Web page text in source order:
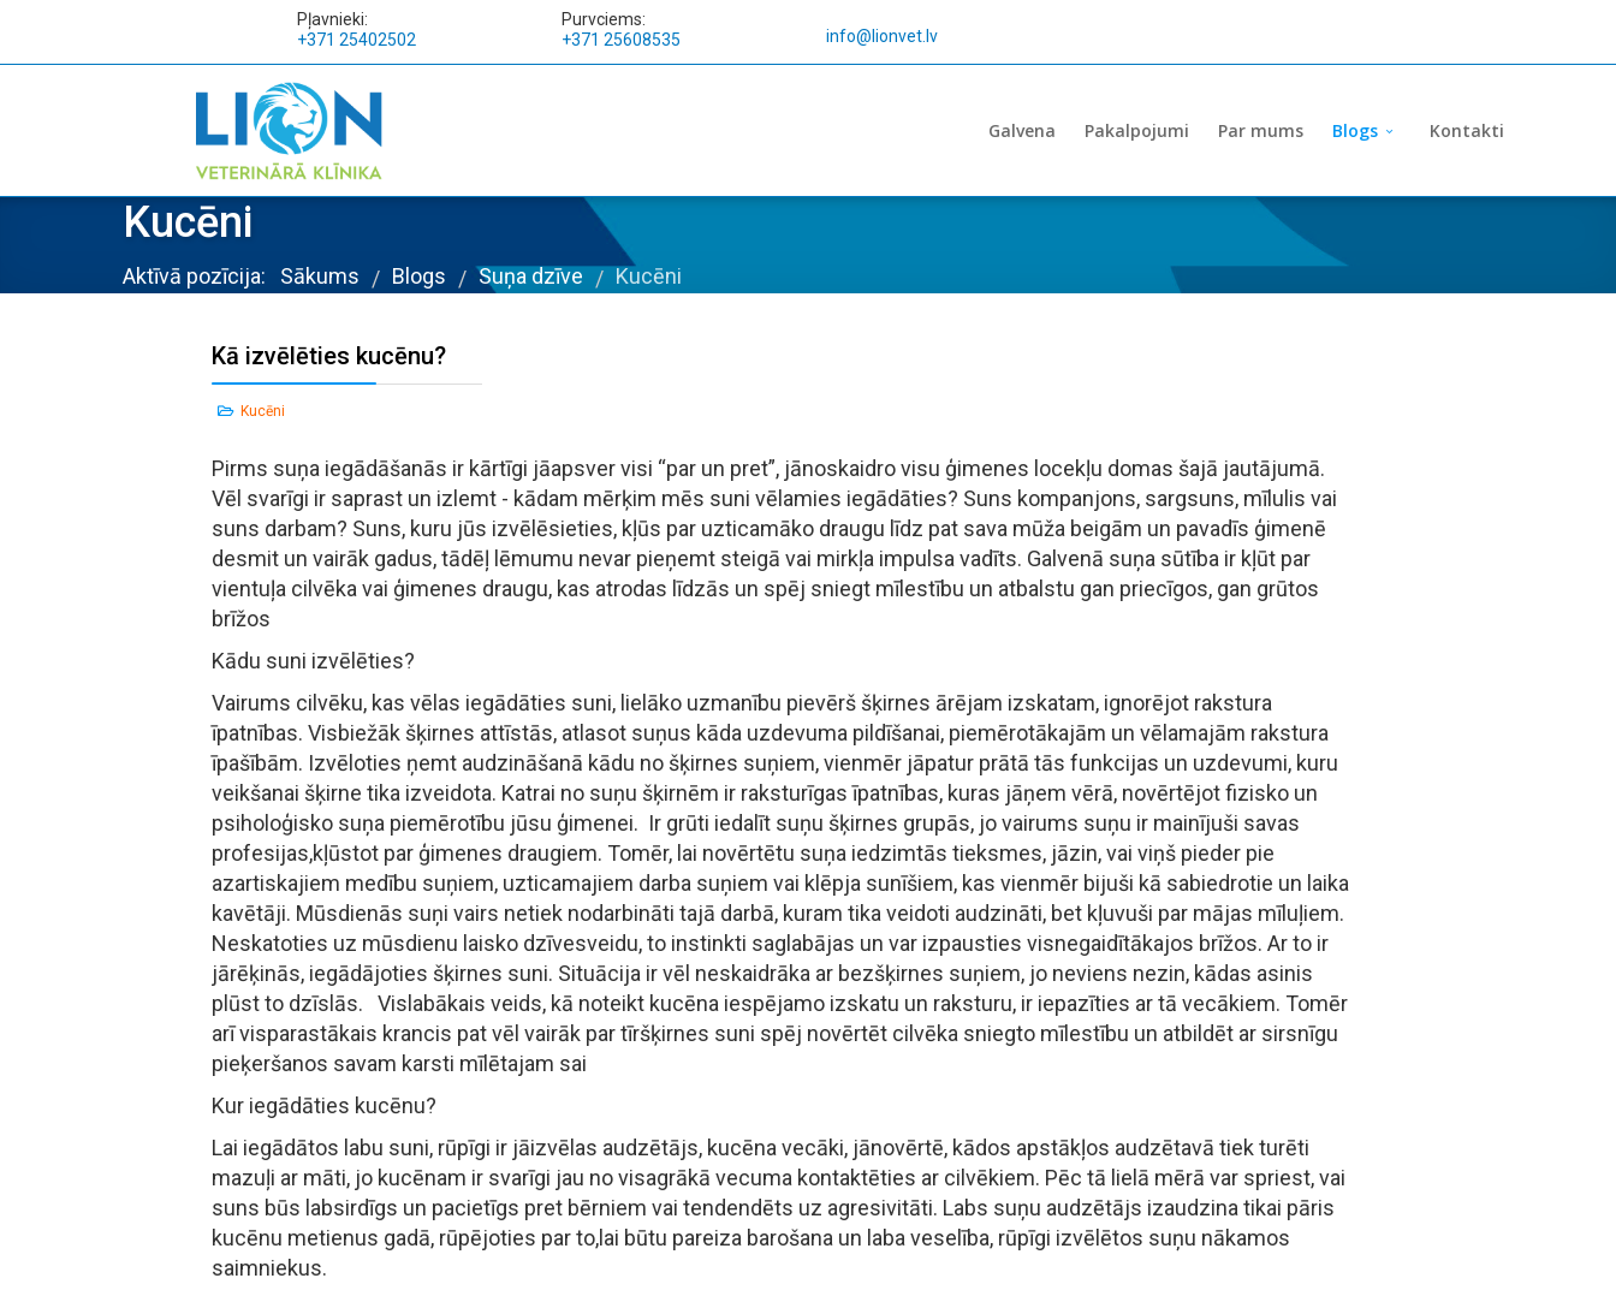
Pļavnieki:
+371 25402502
Purvciems:
+371 25608535
info@lionvet.lv
Galvena Pakalpojumi Par mums Blogs Kontakti
Kucēni
Aktīvā pozīcija: Sākums / Blogs / Suņa dzīve / Kucēni
Kā izvēlēties kucēnu?
Kucēni
Pirms suņa iegādāšanās ir kārtīgi jāapsver visi “par un pret”, jānoskaidro visu ģimenes locekļu domas šajā jautājumā.
Vēl svarīgi ir saprast un izlemt - kādam mērķim mēs suni vēlamies iegādāties? Suns kompanjons, sargsuns, mīlulis vai
suns darbam? Suns, kuru jūs izvēlēsieties, kļūs par uzticamāko draugu līdz pat sava mūža beigām un pavadīs ģimenē
desmit un vairāk gadus, tādēļ lēmumu nevar pieņemt steigā vai mirkļa impulsa vadīts. Galvenā suņa sūtība ir kļūt par
vientuļa cilvēka vai ģimenes draugu, kas atrodas līdzās un spēj sniegt mīlestību un atbalstu gan priecīgos, gan grūtos
brīžos
Kādu suni izvēlēties?
Vairums cilvēku, kas vēlas iegādāties suni, lielāko uzmanību pievērš šķirnes ārējam izskatam, ignorējot rakstura
īpatnības. Visbiežāk šķirnes attīstās, atlasot suņus kāda uzdevuma pildīšanai, piemērotākajām un vēlamajām rakstura
īpašībām. Izvēloties ņemt audzināšanā kādu no šķirnes suņiem, vienmēr jāpatur prātā tās funkcijas un uzdevumi, kuru
veikšanai šķirne tika izveidota. Katrai no suņu šķirnēm ir raksturīgas īpatnības, kuras jāņem vērā, novērtējot fizisko un
psiholoģisko suņa piemērotību jūsu ģimenei. Ir grūti iedalīt suņu šķirnes grupās, jo vairums suņu ir mainījuši savas
profesijas,kļūstot par ģimenes draugiem. Tomēr, lai novērtētu suņa iedzimtās tieksmes, jāzin, vai viņš pieder pie
azartiskajiem medību suņiem, uzticamajiem darba suņiem vai klēpja sunīšiem, kas vienmēr bijuši kā sabiedrotie un laika
kavētāji. Mūsdienās suņi vairs netiek nodarbināti tajā darbā, kuram tika veidoti audzināti, bet kļuvuši par mājas mīluļiem.
Neskatoties uz mūsdienu laisko dzīvesveidu, to instinkti saglabājas un var izpausties visnegaidītākajos brīžos. Ar to ir
jārēķinās, iegādājoties šķirnes suni. Situācija ir vēl neskaidrāka ar bezšķirnes suņiem, jo neviens nezin, kādas asinis
plūst to dzīslās. Vislabākais veids, kā noteikt kucēna iespējamo izskatu un raksturu, ir iepazīties ar tā vecākiem. Tomēr
arī visparastākais krancis pat vēl vairāk par tīršķirnes suni spēj novērtēt cilvēka sniegto mīlestību un atbildēt ar sirsnīgu
pieķeršanos savam karsti mīlētajam sai
Kur iegādāties kucēnu?
Lai iegādātos labu suni, rūpīgi ir jāizvēlas audzētājs, kucēna vecāki, jānovērtē, kādos apstākļos audzētavā tiek turēti
mazuļi ar māti, jo kucēnam ir svarīgi jau no visagrākā vecuma kontaktēties ar cilvēkiem. Pēc tā lielā mērā var spriest, vai
suns būs labsirdīgs un pacietīgs pret bērniem vai tendendēts uz agresivitāti. Labs suņu audzētājs izaudzina tikai pāris
kucēnu metienus gadā, rūpējoties par to,lai būtu pareiza barošana un laba veselība, rūpīgi izvēlētos suņu nākamos
saimniekus.